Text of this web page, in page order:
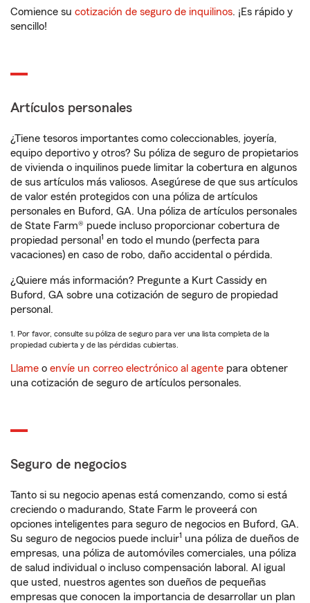
Comience su cotización de seguro de inquilinos. ¡Es rápido y
sencillo!
Artículos personales
¿Tiene tesoros importantes como coleccionables, joyería,
equipo deportivo y otros? Su póliza de seguro de propietarios
de vivienda o inquilinos puede limitar la cobertura en algunos
de sus artículos más valiosos. Asegúrese de que sus artículos
de valor estén protegidos con una póliza de artículos
personales en Buford, GA. Una póliza de artículos personales
de State Farm® puede incluso proporcionar cobertura de
propiedad personal 1 en todo el mundo (perfecta para
vacaciones) en caso de robo, daño accidental o pérdida.
¿Quiere más información? Pregunte a Kurt Cassidy en
Buford, GA sobre una cotización de seguro de propiedad
personal.
1. Por favor, consulte su póliza de seguro para ver una lista completa de la
propiedad cubierta y de las pérdidas cubiertas.
Llame o envíe un correo electrónico al agente para obtener
una cotización de seguro de artículos personales.
Seguro de negocios
Tanto si su negocio apenas está comenzando, como si está
creciendo o madurando, State Farm le proveerá con
opciones inteligentes para seguro de negocios en Buford, GA.
Su seguro de negocios puede incluir1 una póliza de dueños de
empresas, una póliza de automóviles comerciales, una póliza
de salud individual o incluso compensación laboral. Al igual
que usted, nuestros agentes son dueños de pequeñas
empresas que conocen la importancia de desarrollar un plan